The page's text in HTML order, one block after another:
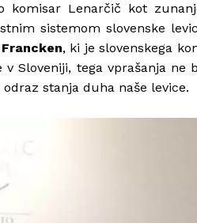
komisar Lenarčič kot
sistemom slovenske
, ki je slovenskega
Sloveniji, tega vprašanja ne
stanja duha naše levice.